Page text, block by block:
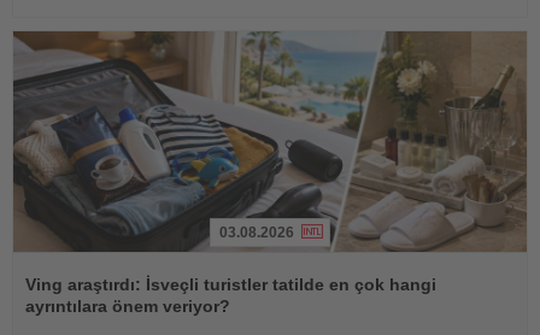
Oku
03.08.2026
Ving araştırdı: İsveçli turistler tatilde en çok hangi
ayrıntılara önem veriyor?